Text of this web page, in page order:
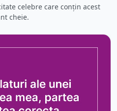
celebre care conțin acest
cheie.